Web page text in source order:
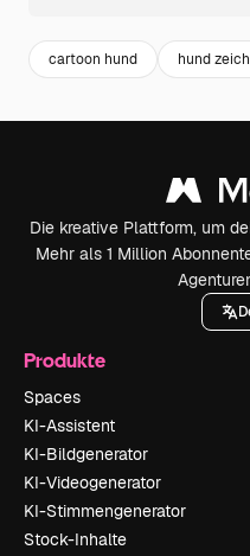
cartoon hund hund
Die kreative Plattform, um
Mehr als 1 Million
Produkte
Spaces
KI-Assistent
KI-Bildgenerator
KI-Videogenerator
KI-Stimmengenerator
Stock-Inhalte